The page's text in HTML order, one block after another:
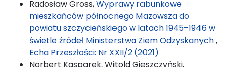
Radosław Gross,Wyprawy rabunkowe
mieszkańców północnego Mazowsza do
powiatu szczycieńskiego w latach 1945–1946 w
świetle źródeł Ministerstwa Ziem Odzyskanych,
Echa Przeszłości: Nr XXII/2 (2021)